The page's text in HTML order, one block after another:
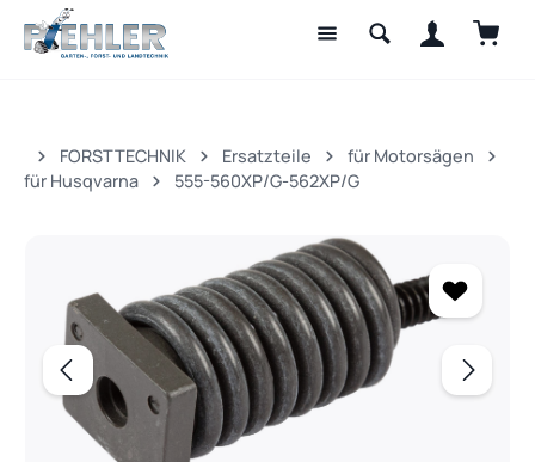
Zum Hauptinhalt springen
FORSTTECHNIK Ersatzteile
für Motorsägen
für Husqvarna
555-560XP/G-562XP/G